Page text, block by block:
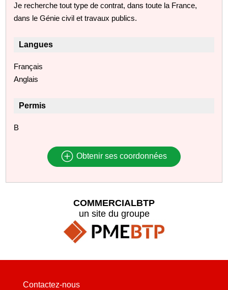
Je recherche tout type de contrat, dans toute la France,
dans le Génie civil et travaux publics.
Langues
Français
Anglais
Permis
B
Obtenir ses coordonnées
COMMERCIALBTP
un site du groupe
Contactez-nous